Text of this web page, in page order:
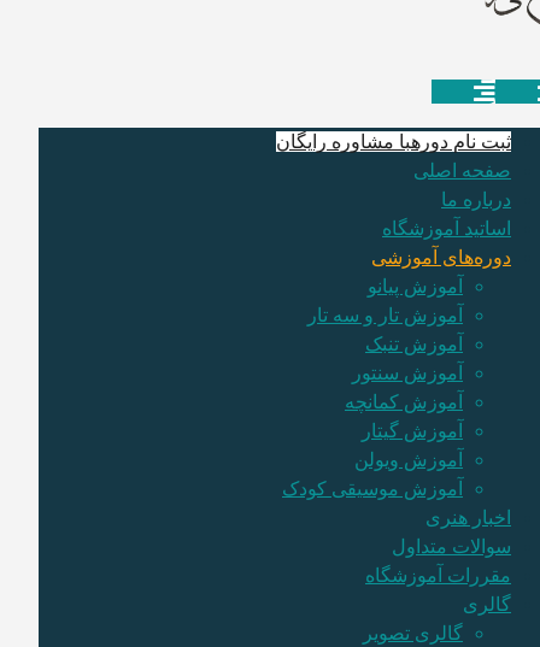
ثبت نام دورهبا مشاوره رایگان
صفحه اصلی
درباره ما
اساتید آموزشگاه
دوره‌های آموزشی
آموزش پیانو
آموزش تار و سه تار
آموزش تنبک
آموزش سنتور
آموزش کمانچه
آموزش گیتار
آموزش ویولن
آموزش موسیقی کودک
اخبار هنری
سوالات متداول
مقررات آموزشگاه
گالری
گالری تصویر